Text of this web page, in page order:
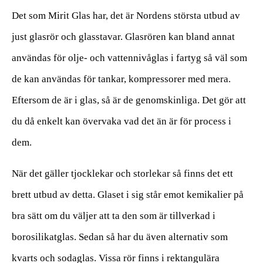
Det som Mirit Glas har, det är Nordens största utbud av
just glasrör och glasstavar. Glasrören kan bland annat
användas för olje- och vattennivåglas i fartyg så väl som
de kan användas för tankar, kompressorer med mera.
Eftersom de är i glas, så är de genomskinliga. Det gör att
du då enkelt kan övervaka vad det än är för process i
dem.
När det gäller tjocklekar och storlekar så finns det ett
brett utbud av detta. Glaset i sig står emot kemikalier på
bra sätt om du väljer att ta den som är tillverkad i
borosilikatglas. Sedan så har du även alternativ som
kvarts och sodaglas. Vissa rör finns i rektangulära